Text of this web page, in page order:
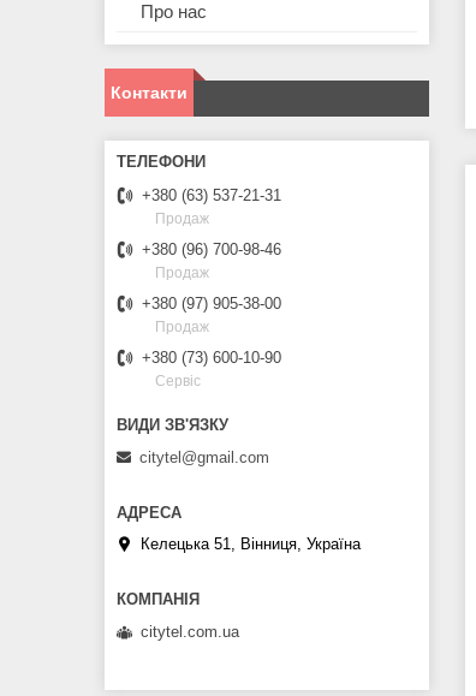
Про нас
Контакти
+380 (63) 537-21-31
Продаж
+380 (96) 700-98-46
Продаж
+380 (97) 905-38-00
Продаж
+380 (73) 600-10-90
Сервіс
citytel@gmail.com
Келецька 51, Вінниця, Україна
citytel.com.ua